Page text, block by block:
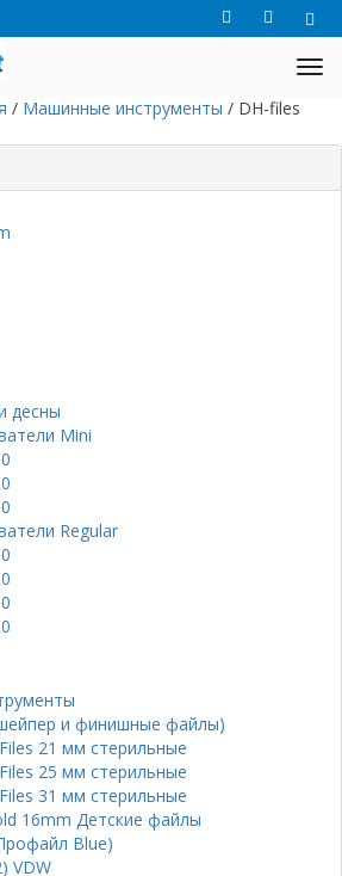
/ Машинные инструменты / DH-files
десны
Mini
Regular
и финишные файлы)
21 мм стерильные
25 мм стерильные
31 мм стерильные
16mm Детские файлы
Blue)
VDW